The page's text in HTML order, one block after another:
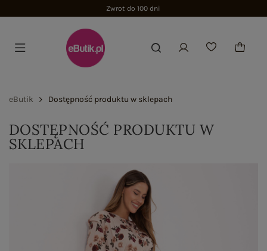
Zwrot do 100 dni
eButik Dostępność produktu w sklepach
DOSTĘPNOŚĆ PRODUKTU W
SKLEPACH